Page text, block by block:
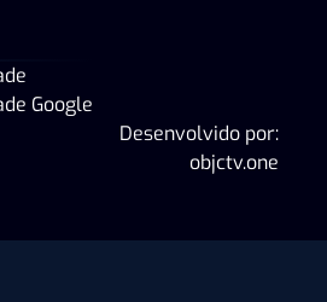
Google
Desenvolvido por:
objctv.one